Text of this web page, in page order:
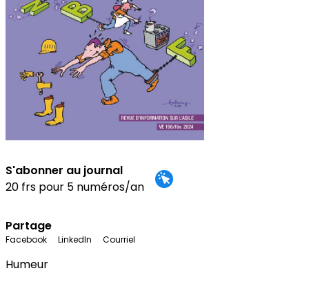
S'abonner au journal
20 frs pour 5 numéros/an
Partage
Facebook LinkedIn Courriel
Humeur